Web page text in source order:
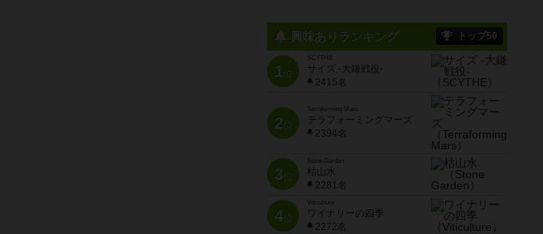
興味ありランキング トップ50
1位
SCYTHE
サイズ -大鎌戦役-
2415名
2位
Terraforming Mars
テラフォーミングマーズ
2394名
3位
Stone Garden
枯山水
2281名
4位
Viticulture
ワイナリーの四季
2272名